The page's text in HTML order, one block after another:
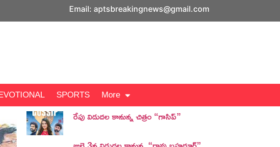
Email: aptsbreakingnews@gmail.com
SPORTS More
రేపు విడుదల కానున్న చిత్రం “గాసిప్”